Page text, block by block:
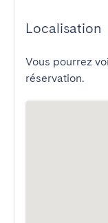
Localisation
Vous pourrez
réservation.